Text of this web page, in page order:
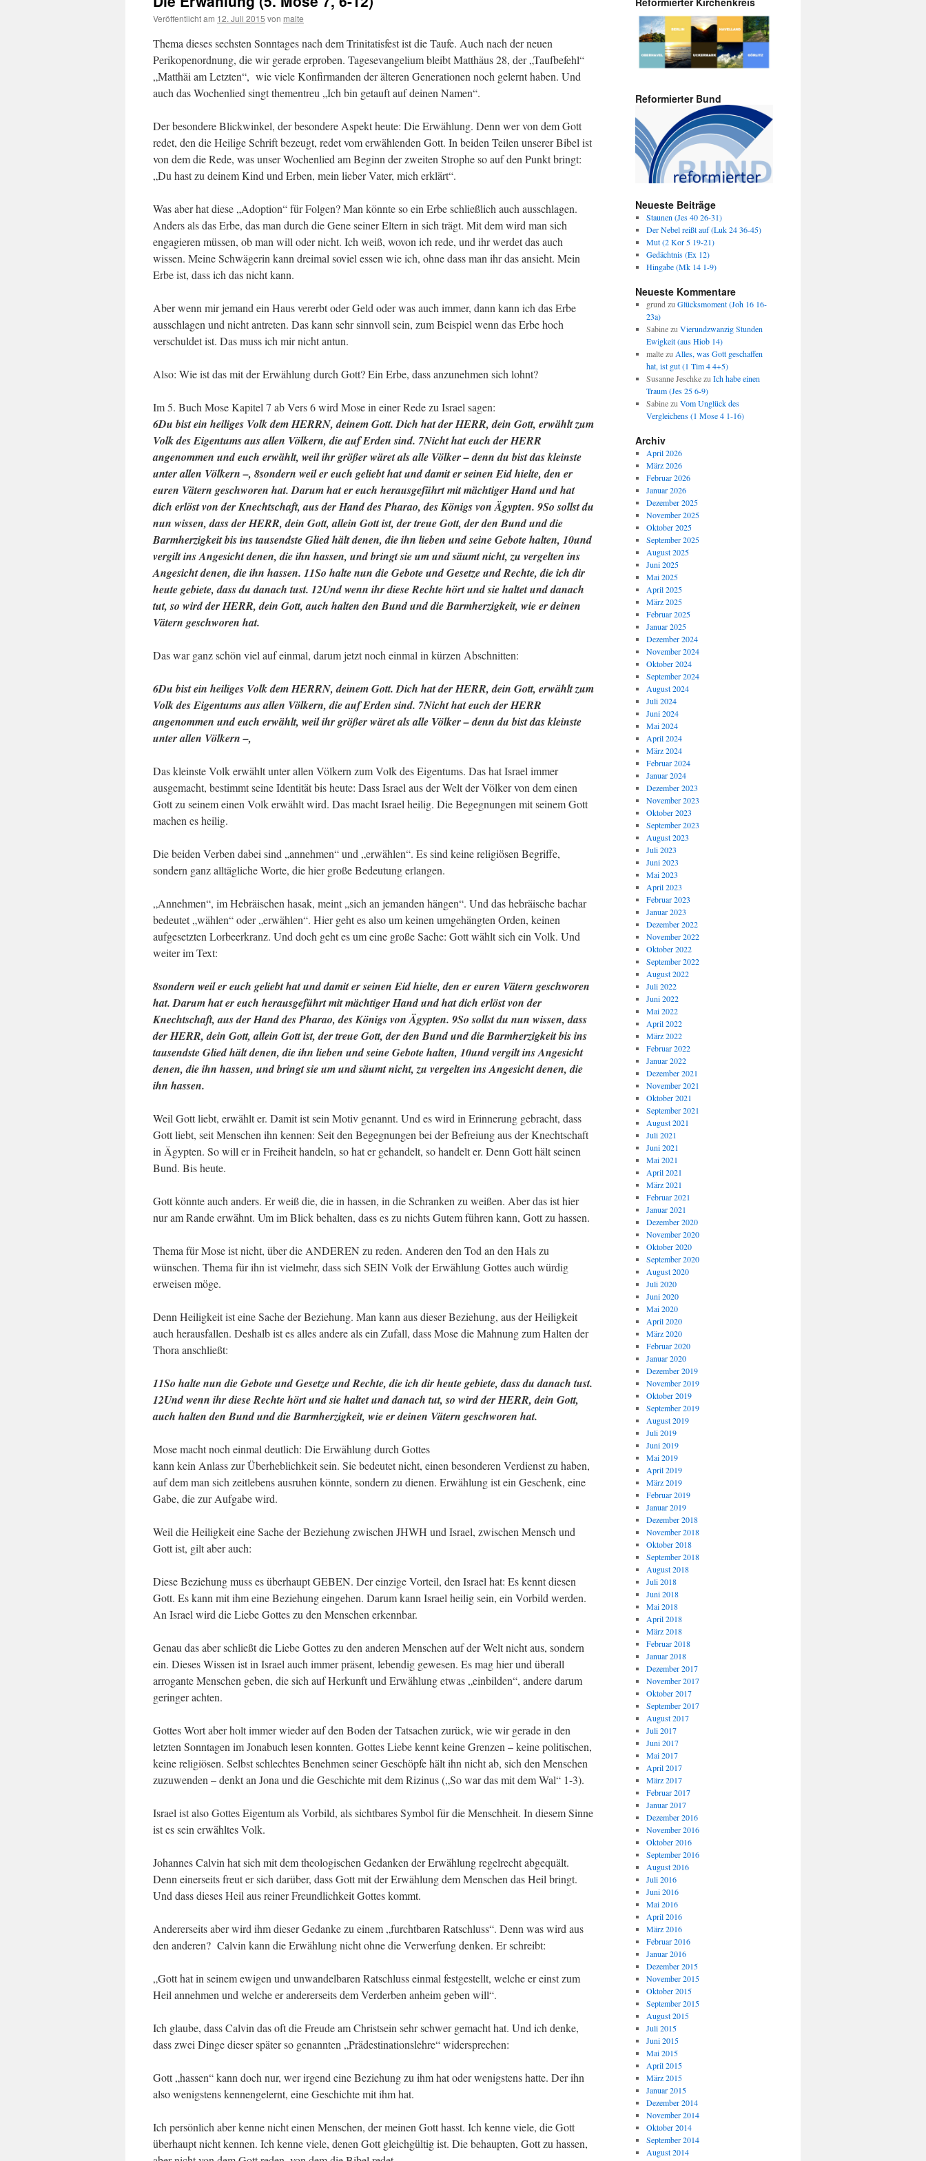
Veröffentlicht am 12. Juli 2015 von malte
Thema dieses sechsten Sonntages nach dem Trinitatisfest ist die Taufe. Auch nach der neuen
Perikopenordnung, die wir gerade erproben. Tagesevangelium bleibt Matthäus 28, der „Taufbefehl“
„Matthäi am Letzten“, wie viele Konfirmanden der älteren Generationen noch gelernt haben. Und
auch das Wochenlied singt thementreu „Ich bin getauft auf deinen Namen“.
Der besondere Blickwinkel, der besondere Aspekt heute: Die Erwählung. Denn wer von dem Gott
redet, den die Heilige Schrift bezeugt, redet vom erwählenden Gott. In beiden Teilen unserer Bibel ist
von dem die Rede, was unser Wochenlied am Beginn der zweiten Strophe so auf den Punkt bringt:
„Du hast zu deinem Kind und Erben, mein lieber Vater, mich erklärt“.
Was aber hat diese „Adoption“ für Folgen? Man könnte so ein Erbe schließlich auch ausschlagen.
Anders als das Erbe, das man durch die Gene seiner Eltern in sich trägt. Mit dem wird man sich
engagieren müssen, ob man will oder nicht. Ich weiß, wovon ich rede, und ihr werdet das auch
wissen. Meine Schwägerin kann dreimal soviel essen wie ich, ohne dass man ihr das ansieht. Mein
Erbe ist, dass ich das nicht kann.
Aber wenn mir jemand ein Haus vererbt oder Geld oder was auch immer, dann kann ich das Erbe
ausschlagen und nicht antreten. Das kann sehr sinnvoll sein, zum Beispiel wenn das Erbe hoch
verschuldet ist. Das muss ich mir nicht antun.
Also: Wie ist das mit der Erwählung durch Gott? Ein Erbe, dass anzunehmen sich lohnt?
Im 5. Buch Mose Kapitel 7 ab Vers 6 wird Mose in einer Rede zu Israel sagen:
6Du bist ein heiliges Volk dem HERRN, deinem Gott. Dich hat der HERR, dein Gott, erwählt zum
Volk des Eigentums aus allen Völkern, die auf Erden sind. 7Nicht hat euch der HERR
angenommen und euch erwählt, weil ihr größer wäret als alle Völker – denn du bist das kleinste
unter allen Völkern –, 8sondern weil er euch geliebt hat und damit er seinen Eid hielte, den er
euren Vätern geschworen hat. Darum hat er euch herausgeführt mit mächtiger Hand und hat
dich erlöst von der Knechtschaft, aus der Hand des Pharao, des Königs von Ägypten. 9So sollst du
nun wissen, dass der HERR, dein Gott, allein Gott ist, der treue Gott, der den Bund und die
Barmherzigkeit bis ins tausendste Glied hält denen, die ihn lieben und seine Gebote halten, 10und
vergilt ins Angesicht denen, die ihn hassen, und bringt sie um und säumt nicht, zu vergelten ins
Angesicht denen, die ihn hassen. 11So halte nun die Gebote und Gesetze und Rechte, die ich dir
heute gebiete, dass du danach tust. 12Und wenn ihr diese Rechte hört und sie haltet und danach
tut, so wird der HERR, dein Gott, auch halten den Bund und die Barmherzigkeit, wie er deinen
Vätern geschworen hat.
Das war ganz schön viel auf einmal, darum jetzt noch einmal in kürzen Abschnitten:
6Du bist ein heiliges Volk dem HERRN, deinem Gott. Dich hat der HERR, dein Gott, erwählt zum
Volk des Eigentums aus allen Völkern, die auf Erden sind. 7Nicht hat euch der HERR
angenommen und euch erwählt, weil ihr größer wäret als alle Völker – denn du bist das kleinste
unter allen Völkern –,
Das kleinste Volk erwählt unter allen Völkern zum Volk des Eigentums. Das hat Israel immer
ausgemacht, bestimmt seine Identität bis heute: Dass Israel aus der Welt der Völker von dem einen
Gott zu seinem einen Volk erwählt wird. Das macht Israel heilig. Die Begegnungen mit seinem Gott
machen es heilig.
Die beiden Verben dabei sind „annehmen“ und „erwählen“. Es sind keine religiösen Begriffe,
sondern ganz alltägliche Worte, die hier große Bedeutung erlangen.
„Annehmen“, im Hebräischen hasak, meint „sich an jemanden hängen“. Und das hebräische bachar
bedeutet „wählen“ oder „erwählen“. Hier geht es also um keinen umgehängten Orden, keinen
aufgesetzten Lorbeerkranz. Und doch geht es um eine große Sache: Gott wählt sich ein Volk. Und
weiter im Text:
8sondern weil er euch geliebt hat und damit er seinen Eid hielte, den er euren Vätern geschworen
hat. Darum hat er euch herausgeführt mit mächtiger Hand und hat dich erlöst von der
Knechtschaft, aus der Hand des Pharao, des Königs von Ägypten. 9So sollst du nun wissen, dass
der HERR, dein Gott, allein Gott ist, der treue Gott, der den Bund und die Barmherzigkeit bis ins
tausendste Glied hält denen, die ihn lieben und seine Gebote halten, 10und vergilt ins Angesicht
denen, die ihn hassen, und bringt sie um und säumt nicht, zu vergelten ins Angesicht denen, die
ihn hassen.
Weil Gott liebt, erwählt er. Damit ist sein Motiv genannt. Und es wird in Erinnerung gebracht, dass
Gott liebt, seit Menschen ihn kennen: Seit den Begegnungen bei der Befreiung aus der Knechtschaft
in Ägypten. So will er in Freiheit handeln, so hat er gehandelt, so handelt er. Denn Gott hält seinen
Bund. Bis heute.
Gott könnte auch anders. Er weiß die, die in hassen, in die Schranken zu weißen. Aber das ist hier
nur am Rande erwähnt. Um im Blick behalten, dass es zu nichts Gutem führen kann, Gott zu hassen.
Thema für Mose ist nicht, über die ANDEREN zu reden. Anderen den Tod an den Hals zu
wünschen. Thema für ihn ist vielmehr, dass sich SEIN Volk der Erwählung Gottes auch würdig
erweisen möge.
Denn Heiligkeit ist eine Sache der Beziehung. Man kann aus dieser Beziehung, aus der Heiligkeit
auch herausfallen. Deshalb ist es alles andere als ein Zufall, dass Mose die Mahnung zum Halten der
Thora anschließt:
11So halte nun die Gebote und Gesetze und Rechte, die ich dir heute gebiete, dass du danach tust.
12Und wenn ihr diese Rechte hört und sie haltet und danach tut, so wird der HERR, dein Gott,
auch halten den Bund und die Barmherzigkeit, wie er deinen Vätern geschworen hat.
Mose macht noch einmal deutlich: Die Erwählung durch Gottes
kann kein Anlass zur Überheblichkeit sein. Sie bedeutet nicht, einen besonderen Verdienst zu haben,
auf dem man sich zeitlebens ausruhen könnte, sondern zu dienen. Erwählung ist ein Geschenk, eine
Gabe, die zur Aufgabe wird.
Weil die Heiligkeit eine Sache der Beziehung zwischen JHWH und Israel, zwischen Mensch und
Gott ist, gilt aber auch:
Diese Beziehung muss es überhaupt GEBEN. Der einzige Vorteil, den Israel hat: Es kennt diesen
Gott. Es kann mit ihm eine Beziehung eingehen. Darum kann Israel heilig sein, ein Vorbild werden.
An Israel wird die Liebe Gottes zu den Menschen erkennbar.
Genau das aber schließt die Liebe Gottes zu den anderen Menschen auf der Welt nicht aus, sondern
ein. Dieses Wissen ist in Israel auch immer präsent, lebendig gewesen. Es mag hier und überall
arrogante Menschen geben, die sich auf Herkunft und Erwählung etwas „einbilden“, andere darum
geringer achten.
Gottes Wort aber holt immer wieder auf den Boden der Tatsachen zurück, wie wir gerade in den
letzten Sonntagen im Jonabuch lesen konnten. Gottes Liebe kennt keine Grenzen – keine politischen,
keine religiösen. Selbst schlechtes Benehmen seiner Geschöpfe hält ihn nicht ab, sich den Menschen
zuzuwenden – denkt an Jona und die Geschichte mit dem Rizinus („So war das mit dem Wal“ 1-3).
Israel ist also Gottes Eigentum als Vorbild, als sichtbares Symbol für die Menschheit. In diesem Sinne
ist es sein erwähltes Volk.
Johannes Calvin hat sich mit dem theologischen Gedanken der Erwählung regelrecht abgequält.
Denn einerseits freut er sich darüber, dass Gott mit der Erwählung dem Menschen das Heil bringt.
Und dass dieses Heil aus reiner Freundlichkeit Gottes kommt.
Andererseits aber wird ihm dieser Gedanke zu einem „furchtbaren Ratschluss“. Denn was wird aus
den anderen? Calvin kann die Erwählung nicht ohne die Verwerfung denken. Er schreibt:
„Gott hat in seinem ewigen und unwandelbaren Ratschluss einmal festgestellt, welche er einst zum
Heil annehmen und welche er andererseits dem Verderben anheim geben will“.
Ich glaube, dass Calvin das oft die Freude am Christsein sehr schwer gemacht hat. Und ich denke,
dass zwei Dinge dieser später so genannten „Prädestinationslehre“ widersprechen:
Gott „hassen“ kann doch nur, wer irgend eine Beziehung zu ihm hat oder wenigstens hatte. Der ihn
also wenigstens kennengelernt, eine Geschichte mit ihm hat.
Ich persönlich aber kenne nicht einen Menschen, der meinen Gott hasst. Ich kenne viele, die Gott
überhaupt nicht kennen. Ich kenne viele, denen Gott gleichgültig ist. Die behaupten, Gott zu hassen,
Reformierter Bund
Neueste Beiträge
Staunen (Jes 40 26-31)
Der Nebel reißt auf (Luk 24 36-45)
Mut (2 Kor 5 19-21)
Gedächtnis (Ex 12)
Hingabe (Mk 14 1-9)
Neueste Kommentare
grundzuGlücksmoment (Joh 16 16-
23a)
SabinezuVierundzwanzig Stunden
Ewigkeit (aus Hiob 14)
maltezuAlles, was Gott geschaffen
hat, ist gut (1 Tim 4 4+5)
Susanne JeschkezuIch habe einen
Traum (Jes 25 6-9)
SabinezuVom Unglück des
Vergleichens (1 Mose 4 1-16)
Archiv
April 2026
März 2026
Februar 2026
Januar 2026
Dezember 2025
November 2025
Oktober 2025
September 2025
August 2025
Juni 2025
Mai 2025
April 2025
März 2025
Februar 2025
Januar 2025
Dezember 2024
November 2024
Oktober 2024
September 2024
August 2024
Juli 2024
Juni 2024
Mai 2024
April 2024
März 2024
Februar 2024
Januar 2024
Dezember 2023
November 2023
Oktober 2023
September 2023
August 2023
Juli 2023
Juni 2023
Mai 2023
April 2023
Februar 2023
Januar 2023
Dezember 2022
November 2022
Oktober 2022
September 2022
August 2022
Juli 2022
Juni 2022
Mai 2022
April 2022
März 2022
Februar 2022
Januar 2022
Dezember 2021
November 2021
Oktober 2021
September 2021
August 2021
Juli 2021
Juni 2021
Mai 2021
April 2021
März 2021
Februar 2021
Januar 2021
Dezember 2020
November 2020
Oktober 2020
September 2020
August 2020
Juli 2020
Juni 2020
Mai 2020
April 2020
März 2020
Februar 2020
Januar 2020
Dezember 2019
November 2019
Oktober 2019
September 2019
August 2019
Juli 2019
Juni 2019
Mai 2019
April 2019
März 2019
Februar 2019
Januar 2019
Dezember 2018
November 2018
Oktober 2018
September 2018
August 2018
Juli 2018
Juni 2018
Mai 2018
April 2018
März 2018
Februar 2018
Januar 2018
Dezember 2017
November 2017
Oktober 2017
September 2017
August 2017
Juli 2017
Juni 2017
Mai 2017
April 2017
März 2017
Februar 2017
Januar 2017
Dezember 2016
November 2016
Oktober 2016
September 2016
August 2016
Juli 2016
Juni 2016
Mai 2016
April 2016
März 2016
Februar 2016
Januar 2016
Dezember 2015
November 2015
Oktober 2015
September 2015
August 2015
Juli 2015
Juni 2015
Mai 2015
April 2015
März 2015
Januar 2015
Dezember 2014
November 2014
Oktober 2014
September 2014
August 2014